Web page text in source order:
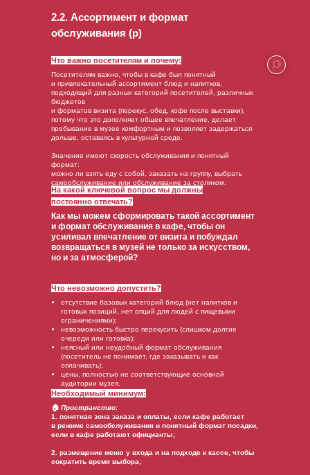
2.2. Ассортимент и формат
обслуживания (р)
Посетителям важно, чтобы в кафе был понятный
и привлекательный ассортимент блюд и напитков,
подходящий для разных категорий посетителей, различных
бюджетов
и форматов визита (перекус, обед, кофе после выставки),
потому что это дополняет общее впечатление, делает
пребывание в музее комфортным и позволяет задержаться
дольше, оставаясь в культурной среде.
Значение имеют скорость обслуживания и понятный
формат:
можно ли взять еду с собой, заказать на группу, выбрать
самообслуживание или обслуживание за столиком.
🏠 Пространство:
1. понятная зона заказа и оплаты, если кафе работает
в режиме самообслуживания и понятный формат посадки,
если в кафе работают официанты;
2. размещение меню у входа и на подходе к кассе, чтобы
сократить время выбора;
отсутствие базовых категорий блюд (нет напитков и
готовых позиций, нет опций для людей с пищевыми
ограничениями);
невозможность быстро перекусить (слишком долгие
очереди или готовка);
неясный или неудобный формат обслуживания
(посетитель не понимает, где заказывать и как
оплачивать);
цены, полностью не соответствующие основной
аудитории музея.
Как мы можем сформировать такой ассортимент
и формат обслуживания в кафе, чтобы он
усиливал впечатление от визита и побуждал
возвращаться в музей не только за искусством,
но и за атмосферой?
Что важно посетителям и почему:
Что невозможно допустить?
Необходимый минимум:
На какой ключевой вопрос мы должны
постоянно отвечать?